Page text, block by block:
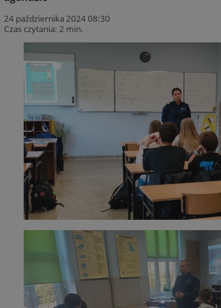
24 października 2024 08:30
Czas czytania: 2 min.